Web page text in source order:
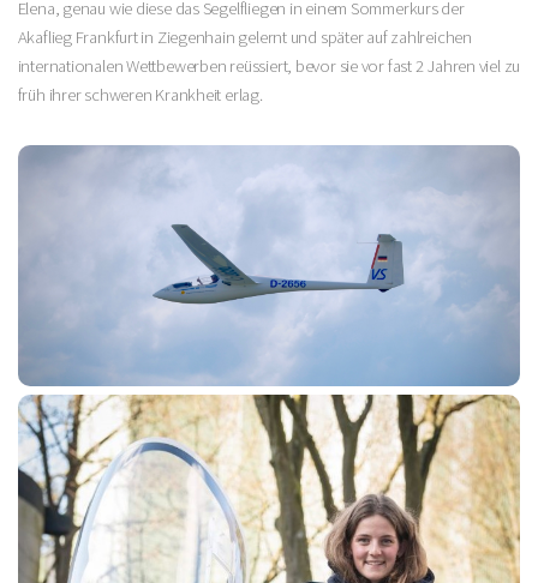
Elena, genau wie diese das Segelfliegen in einem Sommerkurs der
Akaflieg Frankfurt in Ziegenhain gelernt und später auf zahlreichen
internationalen Wettbewerben reüssiert, bevor sie vor fast 2 Jahren viel zu
früh ihrer schweren Krankheit erlag.